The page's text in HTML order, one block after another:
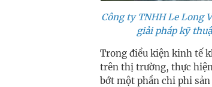
Công ty TNHH Le Long
giải pháp kỹ
Trong điều kiện kinh tế
trên thị trường, thực
bớt một phần chi phi